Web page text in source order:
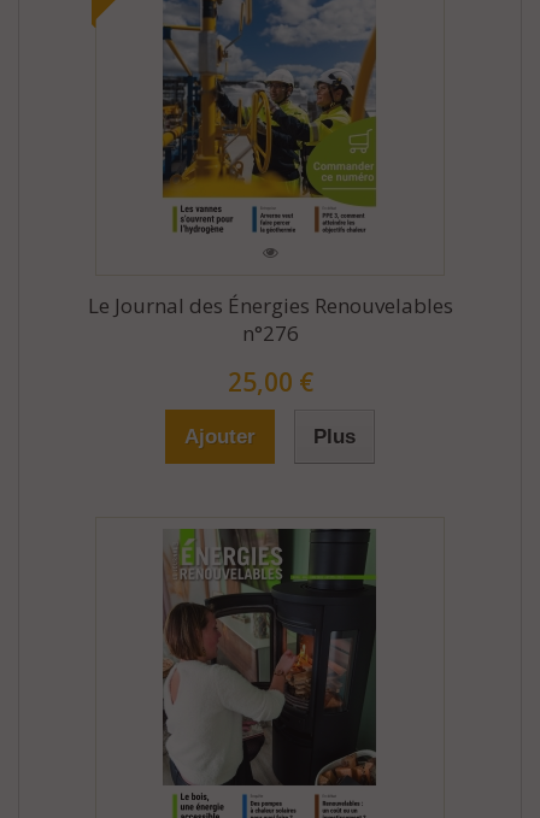
Le Journal des Énergies Renouvelables
n°276
25,00 €
Ajouter Plus